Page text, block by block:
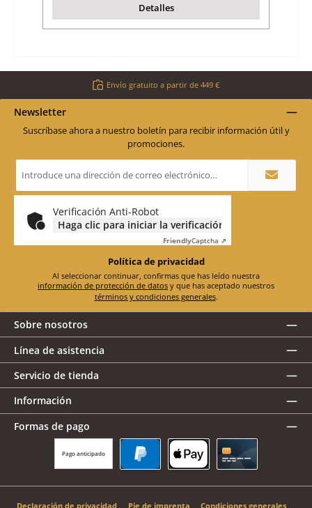
Detalles
Envío gratuito a partir de 449 €
Newsletter
Suscríbase ahora a nuestro boletín para recibir información útil y
promociones.
de
electrónico
Verificación Anti-Robot
Haga clic para iniciar la verificación
FriendlyCaptcha ⇗
Política de privacidad
información de protección de datos
términos y condiciones generales.
Sobre nosotros
Línea de asistencia
Servicio de tienda
Información
Formas de pago
Pago anticipado
Declaración de privacidad Pie de imprenta Condiciones generales